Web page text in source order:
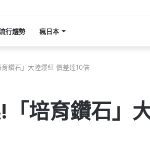
行趨勢 瘋日本
鑽石」大陸爆紅 價差達10倍
培育鑽石」